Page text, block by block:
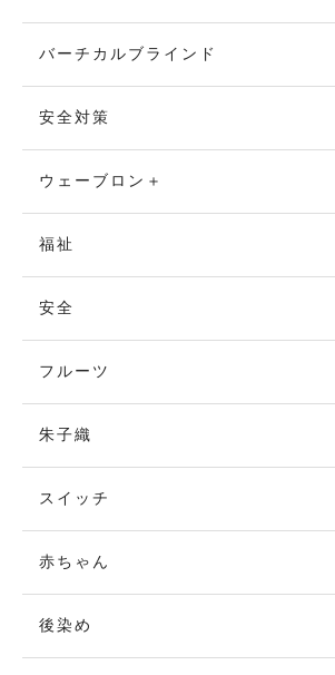
バーチカルブラインド
安全対策
ウェーブロン＋
福祉
安全
フルーツ
朱子織
スイッチ
赤ちゃん
後染め